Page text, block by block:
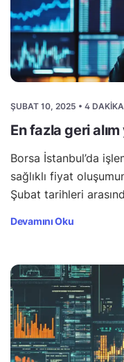
ŞUBAT 10, 2025 • 4
En fazla geri
Borsa İstanbul’da
sağlıklı fiyat
Şubat tarihleri
Devamını Oku